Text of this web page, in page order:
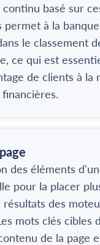
basé sur
permet à la
le classement
ce qui est
de clients à la
des éléments
pour la placer
résultats des
mots clés cibles
de la page